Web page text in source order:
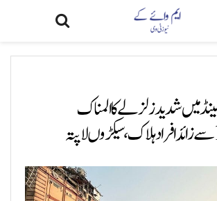
لینڈ میں شدید زلزلے کا المناک